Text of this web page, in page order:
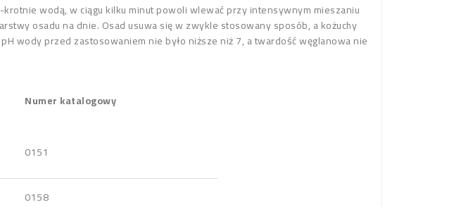
wodą, w ciągu kilku minut powoli wlewać przy intensywnym mieszaniu
osadu na dnie. Osad usuwa się w zwykle stosowany sposób, a kożuchy
wody przed zastosowaniem nie było niższe niż 7, a twardość węglanowa nie
Numer katalogowy
0151
0158